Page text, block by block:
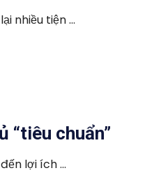
nhiều tiện ...
“tiêu chuẩn”
lợi ích ...